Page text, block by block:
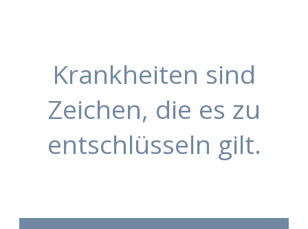
Krankheiten sind
Zeichen, die es zu
entschlüsseln gilt.